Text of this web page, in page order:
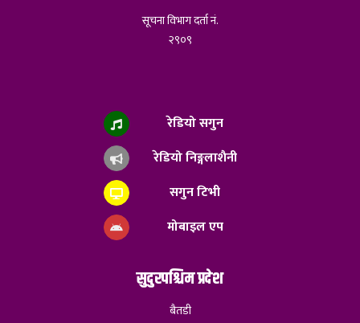
सूचना विभाग दर्ता नं.
२९०९
रेडियो सगुन
रेडियो निङ्गलाशैनी
सगुन टिभी
मोबाइल एप
सुदुरपश्चिम प्रदेश
बैतडी